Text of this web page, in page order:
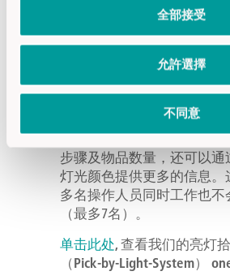
全部接受
允許選擇
不同意
oneGRID拣货确认装置可以
在拣货车及货架上。一个单
最多可以同时管理多达四个
超大尺寸的显示屏不仅可快
步骤及物品数量，还可以通
灯光颜色提供更多的信息。
多名操作人员同时工作也不
（最多7名）。
单击此处, 查看我们的亮灯
（Pick-by-Light-System）